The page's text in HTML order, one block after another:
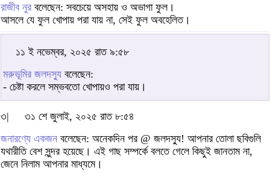
রাজীব নুর বলেছেন: সবচেয়ে অসহায় ও অভাগা ফুল।
আসলে যে ফুল খোপায় পরা যায় না, সেই ফুল অবহেলিত।
১১ ই নভেম্বর, ২০২৫ রাত ৯:৫৮
মরুভূমির জলদস্যু বলেছেন:
- চেষ্টা করলে সম্ভবতো খোপায়ও পরা যায়।
৩|
৩১ শে জুলাই, ২০২৫ রাত ৮:৫৪
জনারণ্যে একজন বলেছেন: অনেকদিন পর @ জলদস্যু! আপনার তোলা ছবিগুলি
যথারীতি বেশ সুন্দর হয়েছে। এই গাছ সম্পর্কে বলতে গেলে কিছুই জানতাম না,
জেনে নিলাম আপনার মাধ্যমে।